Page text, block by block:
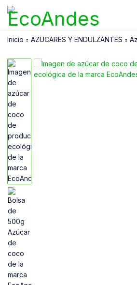
Inicio AZUCARES Y ENDULZANTES